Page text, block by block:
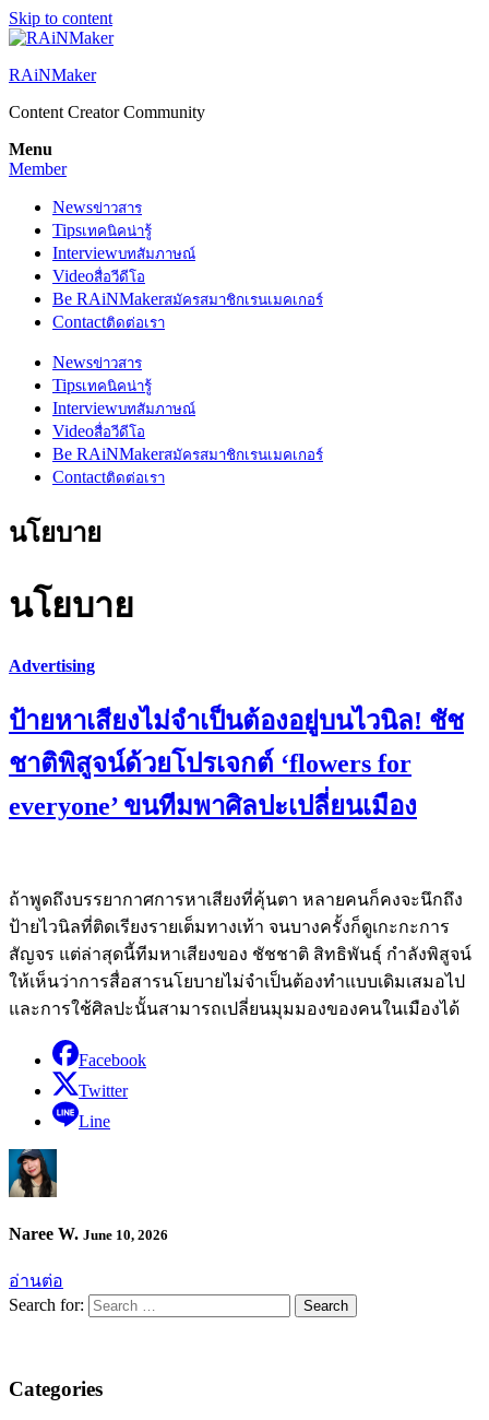
Skip to content
RAiNMaker
Content Creator Community
Menu
Member
Newsข่าวสาร
Tipsเทคนิคน่ารู้
Interviewบทสัมภาษณ์
Videoสื่อวีดีโอ
Be RAiNMakerสมัครสมาชิกเรนเมคเกอร์
Contactติดต่อเรา
Newsข่าวสาร
Tipsเทคนิคน่ารู้
Interviewบทสัมภาษณ์
Videoสื่อวีดีโอ
Be RAiNMakerสมัครสมาชิกเรนเมคเกอร์
Contactติดต่อเรา
นโยบาย
นโยบาย
Advertising
ป้ายหาเสียงไม่จำเป็นต้องอยู่บนไวนิล! ชัช
ชาติพิสูจน์ด้วยโปรเจกต์ ‘flowers for
everyone’ ขนทีมพาศิลปะเปลี่ยนเมือง
ถ้าพูดถึงบรรยากาศการหาเสียงที่คุ้นตา หลายคนก็คงจะนึกถึง
ป้ายไวนิลที่ติดเรียงรายเต็มทางเท้า จนบางครั้งก็ดูเกะกะการ
สัญจร แต่ล่าสุดนี้ทีมหาเสียงของ ชัชชาติ สิทธิพันธุ์ กำลังพิสูจน์
ให้เห็นว่าการสื่อสารนโยบายไม่จำเป็นต้องทำแบบเดิมเสมอไป
และการใช้ศิลปะนั้นสามารถเปลี่ยนมุมมองของคนในเมืองได้
Facebook
Twitter
Line
Naree W. June 10, 2026
อ่านต่อ
Search for:
Categories